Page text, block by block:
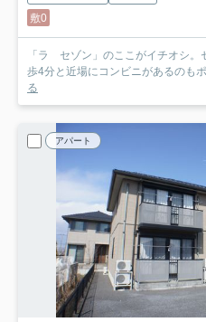
敷0
「ラ セゾン」のここがイチオシ。
歩4分と近場にコンビニがあるのも
る
アパート